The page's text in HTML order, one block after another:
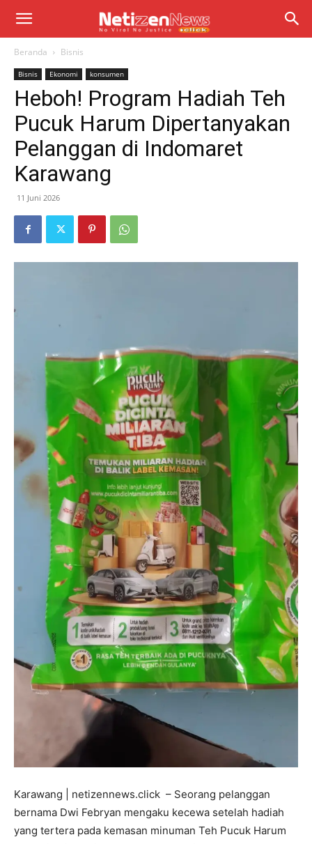
Beranda Bisnis
Bisnis Ekonomi konsumen
Heboh! Program Hadiah Teh
Pucuk Harum Dipertanyakan
Pelanggan di Indomaret
Karawang
11 Juni 2026
Karawang | netizennews.click – Seorang pelanggan
bernama Dwi Febryan mengaku kecewa setelah hadiah
yang tertera pada kemasan minuman Teh Pucuk Harum